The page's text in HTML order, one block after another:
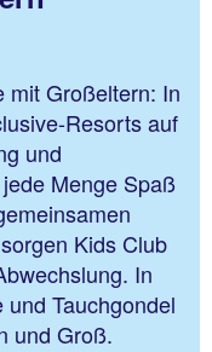
mit Großeltern: In
Resorts auf
und
Menge Spaß
Kids Club
In
Tauchgondel
und Groß.